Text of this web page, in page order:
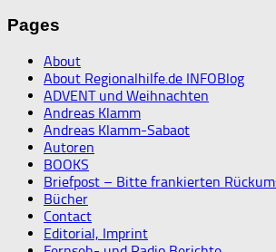
Pages
About
About Regionalhilfe.de INFOBlog
ADVENT und Weihnachten
Andreas Klamm
Andreas Klamm-Sabaot
Autoren
BOOKS
Briefpost – Bitte frankierten
Bücher
Contact
Editorial, Imprint